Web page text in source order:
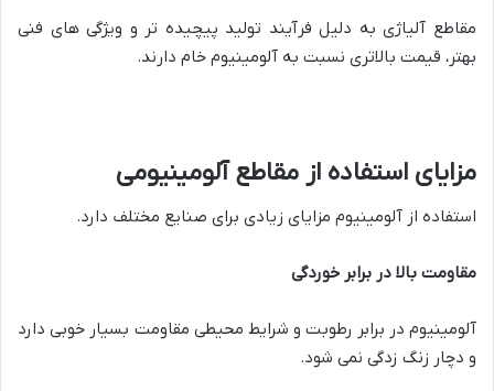
مقاطع آلیاژی به دلیل فرآیند تولید پیچیده تر و ویژگی های فنی
بهتر، قیمت بالاتری نسبت به آلومینیوم خام دارند.
مزایای استفاده از مقاطع آلومینیومی
استفاده از آلومینیوم مزایای زیادی برای صنایع مختلف دارد.
مقاومت بالا در برابر خوردگی
آلومینیوم در برابر رطوبت و شرایط محیطی مقاومت بسیار خوبی دارد
و دچار زنگ زدگی نمی شود.